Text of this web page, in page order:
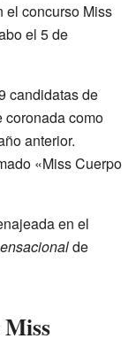
el concurso Miss
el 5 de
candidatas de
coronada como
anterior.
«Miss Cuerpo
en el
de